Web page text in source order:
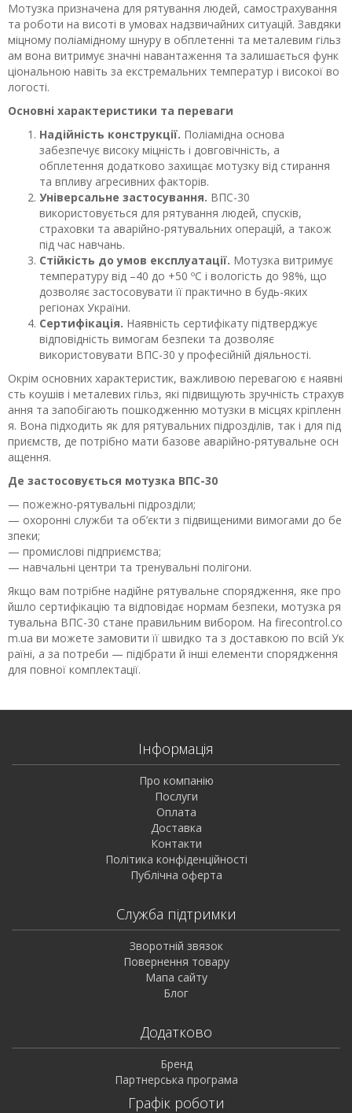
Мотузка призначена для рятування людей, самострахування
та роботи на висоті в умовах надзвичайних ситуацій. Завдяки
міцному поліамідному шнуру в обплетенні та металевим гільз
ам вона витримує значні навантаження та залишається функ
ціональною навіть за екстремальних температур і високої во
логості.
Основні характеристики та переваги
Надійність конструкції. Поліамідна основа
забезпечує високу міцність і довговічність, а
обплетення додатково захищає мотузку від стирання
та впливу агресивних факторів.
Універсальне застосування. ВПС-30
використовується для рятування людей, спусків,
страховки та аварійно-рятувальних операцій, а також
під час навчань.
Стійкість до умов експлуатації. Мотузка витримує
температуру від –40 до +50 ºС і вологість до 98%, що
дозволяє застосовувати її практично в будь-яких
регіонах України.
Сертифікація. Наявність сертифікату підтверджує
відповідність вимогам безпеки та дозволяє
використовувати ВПС-30 у професійній діяльності.
Окрім основних характеристик, важливою перевагою є наявні
сть коушів і металевих гільз, які підвищують зручність страхув
ання та запобігають пошкодженню мотузки в місцях кріпленн
я. Вона підходить як для рятувальних підрозділів, так і для під
приємств, де потрібно мати базове аварійно-рятувальне осн
ащення.
Де застосовується мотузка ВПС-30
— пожежно-рятувальні підрозділи;
— охоронні служби та об’єкти з підвищеними вимогами до бе
зпеки;
— промислові підприємства;
— навчальні центри та тренувальні полігони.
Якщо вам потрібне надійне рятувальне спорядження, яке про
йшло сертифікацію та відповідає нормам безпеки, мотузка ря
тувальна ВПС-30 стане правильним вибором. На firecontrol.co
m.ua ви можете замовити її швидко та з доставкою по всій Ук
раїні, а за потреби — підібрати й інші елементи спорядження
для повної комплектації.
Інформація
Про компанію
Послуги
Оплата
Доставка
Контакти
Політика конфіденційності
Публічна оферта
Служба підтримки
Зворотній звязок
Повернення товару
Мапа сайту
Блог
Додатково
Бренд
Партнерська програма
Графік роботи